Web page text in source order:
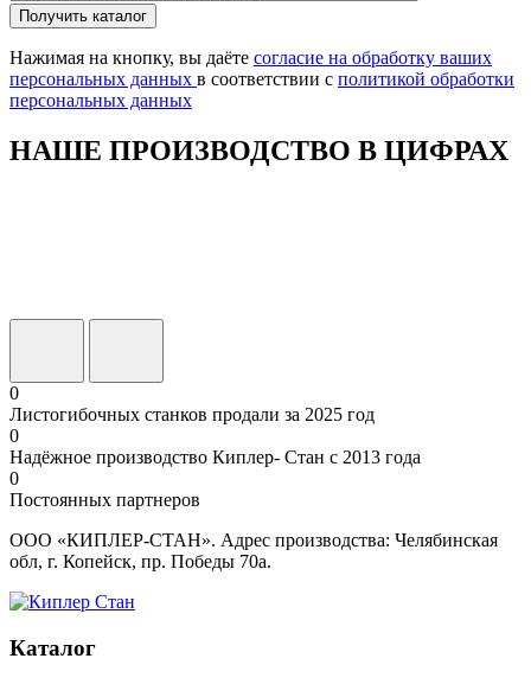
Оставьте
это
поле
пустым.
Получить каталог
Нажимая на кнопку, вы даёте согласие на обработку ваших
персональных данных в соответствии с политикой обработки
персональных данных
НАШЕ ПРОИЗВОДСТВО В ЦИФРАХ
0
Листогибочных станков продали за 2025 год
0
Надёжное производство Киплер- Стан с 2013 года
0
Постоянных партнеров
ООО «КИПЛЕР-СТАН». Адрес производства: Челябинская
обл, г. Копейск, пр. Победы 70а.
Каталог